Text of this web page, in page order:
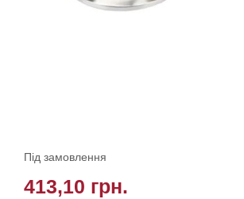
Під замовлення
413,10 грн.